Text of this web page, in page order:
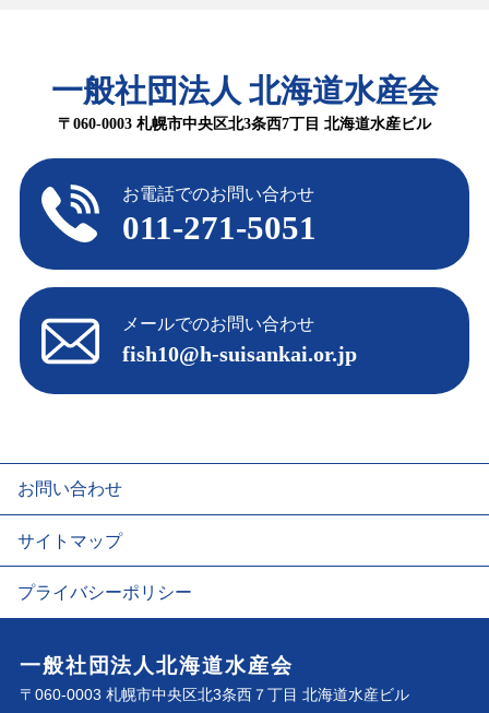
一般社団法人 北海道水産会
〒060-0003 札幌市中央区北3条西7丁目 北海道水産ビル
お電話でのお問い合わせ
011-271-5051
メールでのお問い合わせ
fish10@h-suisankai.or.jp
お問い合わせ
サイトマップ
プライバシーポリシー
一般社団法人北海道水産会
〒060-0003 札幌市中央区北3条西７丁目 北海道水産ビル